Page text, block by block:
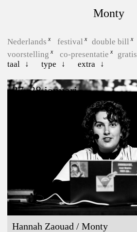
Monty
Nederlands festival double bill
voorstelling
co-presentatie gratis
taal
type extra
27, 28 januari
Hoe zeg je “kom terug”?
Hannah Zaouad / Monty